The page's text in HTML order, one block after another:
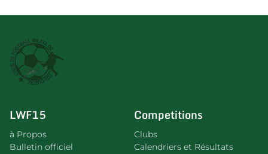
LWF15
à Propos
Bulletin officiel
Competitions
Clubs
Calendriers et Résultats